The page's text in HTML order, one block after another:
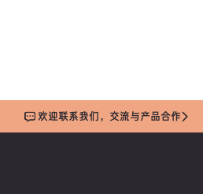
欢迎联系我们，交流与产品合作